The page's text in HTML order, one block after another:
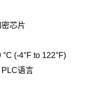
芯片
(-4°F to 122°F)
PLC语言